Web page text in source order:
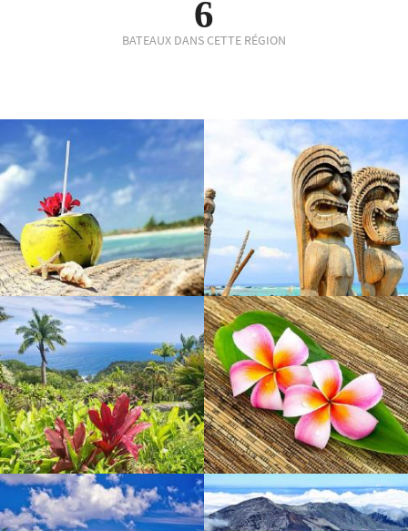
6
BATEAUX DANS CETTE RÉGION